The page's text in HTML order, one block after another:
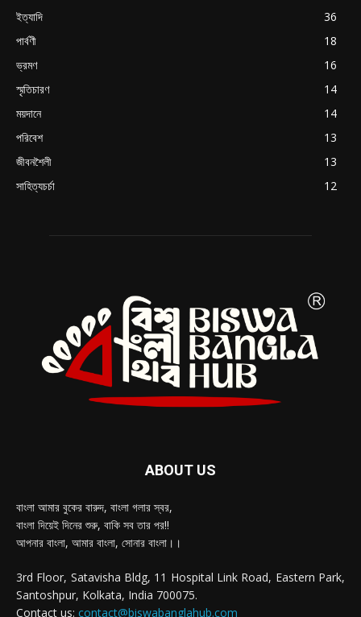
ইত্যাদি
36
পার্বণী
18
ভ্রমণ
16
স্মৃতিচারণ
14
ময়দানে
14
পরিবেশ
13
জীবনশৈলী
13
সাহিত্যচর্চা
12
ABOUT US
বাংলা আমার বুকের বারুদ, বাংলা গলার স্বর,
বাংলা দিয়েই দিনের শুরু, বাকি সব তার পর!!
আপনার বাংলা, আমার বাংলা, সোনার বাংলা।।
3rd Floor, Satavisha Bldg, 11 Hospital Link Road, Eastern Park,
Santoshpur, Kolkata, India 700075.
Contact us: contact@biswabanglahub.com